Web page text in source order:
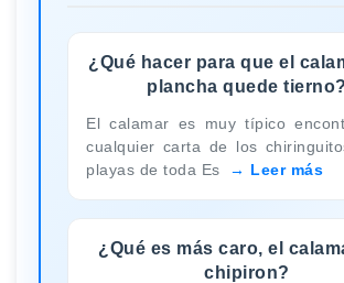
¿Qué hacer para que el
plancha quede tierno?
El calamar es muy típico
cualquier carta de los
playas de toda Es
Leer más
¿Qué es más caro, el
chipiron?